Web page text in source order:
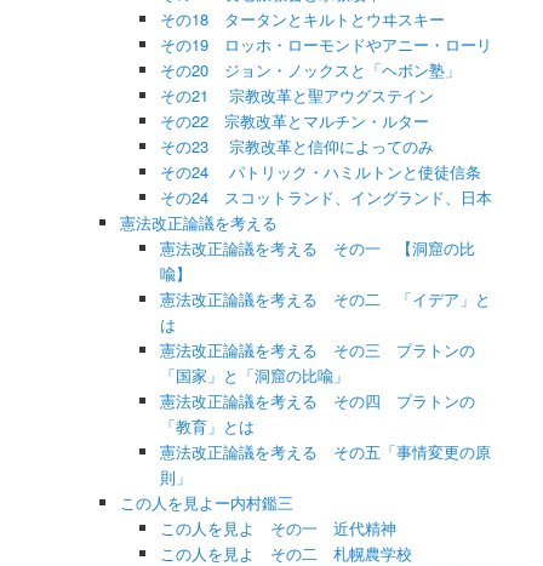
その18 タータンとキルトとウヰスキー
その19 ロッホ・ローモンドやアニー・ローリ
その20 ジョン・ノックスと「ヘボン塾」
その21 宗教改革と聖アウグステイン
その22 宗教改革とマルチン・ルター
その23 宗教改革と信仰によってのみ
その24 パトリック・ハミルトンと使徒信条
その24 スコットランド、イングランド、日本
憲法改正論議を考える
憲法改正論議を考える その一 【洞窟の比
喩】
憲法改正論議を考える その二 「イデア」と
は
憲法改正論議を考える その三 プラトンの
「国家」と「洞窟の比喩」
憲法改正論議を考える その四 プラトンの
「教育」とは
憲法改正論議を考える その五「事情変更の原
則」
この人を見よー内村鑑三
この人を見よ その一 近代精神
この人を見よ その二 札幌農学校